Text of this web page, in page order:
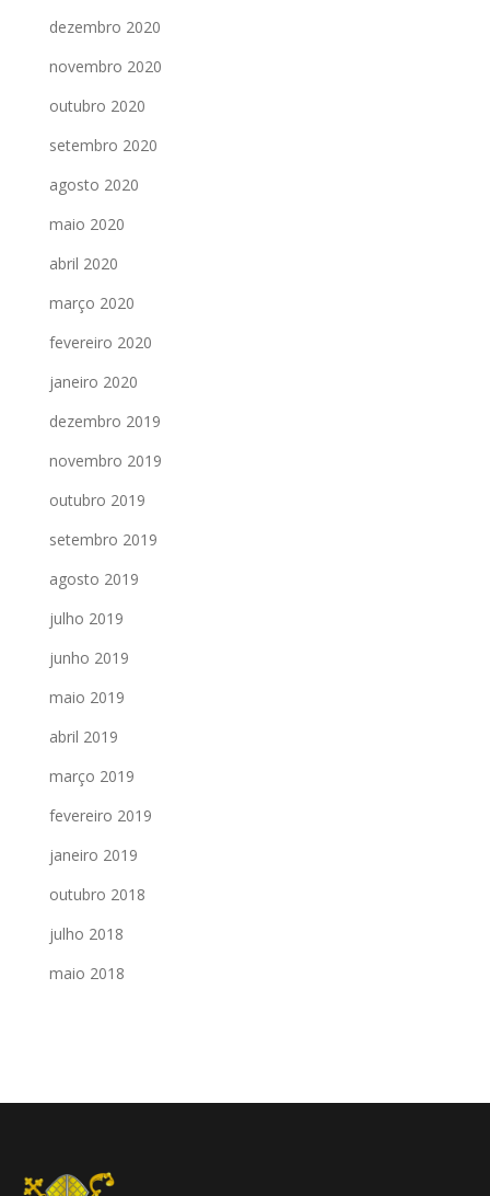
dezembro 2020
novembro 2020
outubro 2020
setembro 2020
agosto 2020
maio 2020
abril 2020
março 2020
fevereiro 2020
janeiro 2020
dezembro 2019
novembro 2019
outubro 2019
setembro 2019
agosto 2019
julho 2019
junho 2019
maio 2019
abril 2019
março 2019
fevereiro 2019
janeiro 2019
outubro 2018
julho 2018
maio 2018